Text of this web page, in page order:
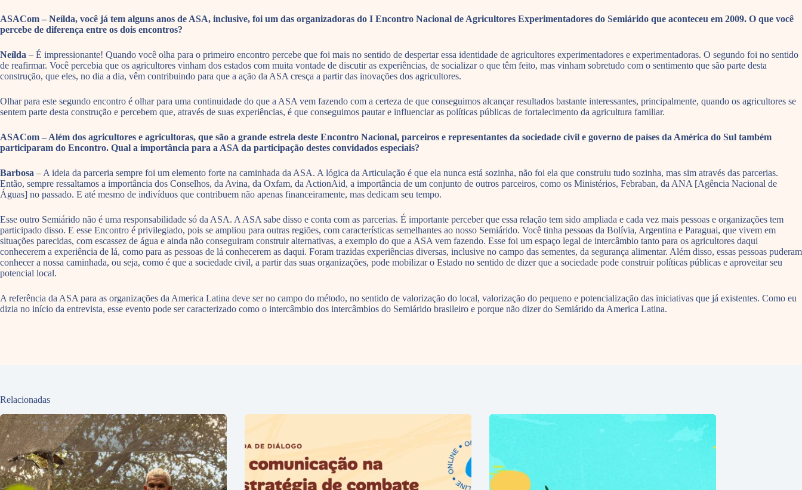
ASACom – Neílda, você já tem alguns anos de ASA, inclusive, foi um das organizadoras do I Encontro Nacional de Agricultores Experimentadores do Semiárido que aconteceu em 2009. O que você
percebe de diferença entre os dois encontros?
Neílda – É impressionante! Quando você olha para o primeiro encontro percebe que foi mais no sentido de despertar essa identidade de agricultores experimentadores e experimentadoras. O segundo foi no sentido
de reafirmar. Você percebia que os agricultores vinham dos estados com muita vontade de discutir as experiências, de socializar o que têm feito, mas vinham sobretudo com o sentimento que são parte desta
construção, que eles, no dia a dia, vêm contribuindo para que a ação da ASA cresça a partir das inovações dos agricultores.
Olhar para este segundo encontro é olhar para uma continuidade do que a ASA vem fazendo com a certeza de que conseguimos alcançar resultados bastante interessantes, principalmente, quando os agricultores se
sentem parte desta construção e percebem que, através de suas experiências, é que conseguimos pautar e influenciar as políticas públicas de fortalecimento da agricultura familiar.
ASACom – Além dos agricultores e agricultoras, que são a grande estrela deste Encontro Nacional, parceiros e representantes da sociedade civil e governo de países da América do Sul também
participaram do Encontro. Qual a importância para a ASA da participação destes convidados especiais?
Barbosa – A ideia da parceria sempre foi um elemento forte na caminhada da ASA. A lógica da Articulação é que ela nunca está sozinha, não foi ela que construiu tudo sozinha, mas sim através das parcerias.
Então, sempre ressaltamos a importância dos Conselhos, da Avina, da Oxfam, da ActionAid, a importância de um conjunto de outros parceiros, como os Ministérios, Febraban, da ANA [Agência Nacional de
Águas] no passado. E até mesmo de indivíduos que contribuem não apenas financeiramente, mas dedicam seu tempo.
Esse outro Semiárido não é uma responsabilidade só da ASA. A ASA sabe disso e conta com as parcerias. É importante perceber que essa relação tem sido ampliada e cada vez mais pessoas e organizações tem
participado disso. E esse Encontro é privilegiado, pois se ampliou para outras regiões, com características semelhantes ao nosso Semiárido. Você tinha pessoas da Bolívia, Argentina e Paraguai, que vivem em
situações parecidas, com escassez de água e ainda não conseguiram construir alternativas, a exemplo do que a ASA vem fazendo. Esse foi um espaço legal de intercâmbio tanto para os agricultores daqui
conhecerem a experiência de lá, como para as pessoas de lá conhecerem as daqui. Foram trazidas experiências diversas, inclusive no campo das sementes, da segurança alimentar. Além disso, essas pessoas puderam
conhecer a nossa caminhada, ou seja, como é que a sociedade civil, a partir das suas organizações, pode mobilizar o Estado no sentido de dizer que a sociedade pode construir políticas públicas e aproveitar seu
potencial local.
A referência da ASA para as organizações da America Latina deve ser no campo do método, no sentido de valorização do local, valorização do pequeno e potencialização das iniciativas que já existentes. Como eu
dizia no início da entrevista, esse evento pode ser caracterizado como o intercâmbio dos intercâmbios do Semiárido brasileiro e porque não dizer do Semiárido da America Latina.
Relacionadas